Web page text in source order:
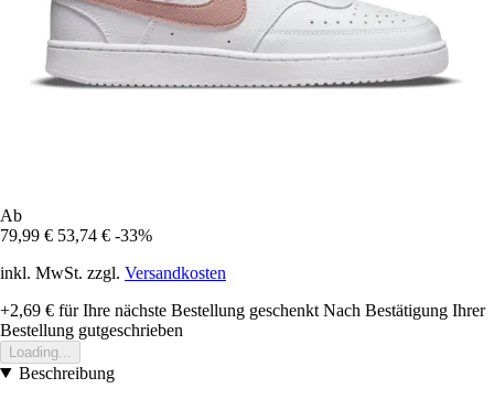
Ab
79,99 € 53,74 € -33%
inkl. MwSt. zzgl. Versandkosten
+2,69 € für Ihre nächste Bestellung geschenkt Nach Bestätigung Ihrer
Bestellung gutgeschrieben
Loading...
Beschreibung